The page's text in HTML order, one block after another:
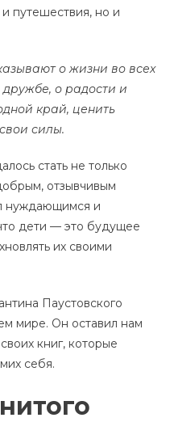
путешествия, но и
о жизни во всех
о радости и
край, ценить
силы.
стать не только
отзывчивым
нуждающимся и
дети — это будущее
их своими
Паустовского
мире. Он оставил нам
книг, которые
себя.